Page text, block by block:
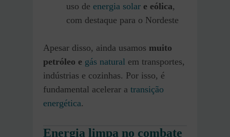
uso de energia solar e eólica,
com destaque para o Nordeste
Apesar disso, ainda usamos muito
petróleo e gás natural em transportes,
indústrias e cozinhas. Por isso, é
fundamental acelerar a transição
energética.
Energia limpa no combate